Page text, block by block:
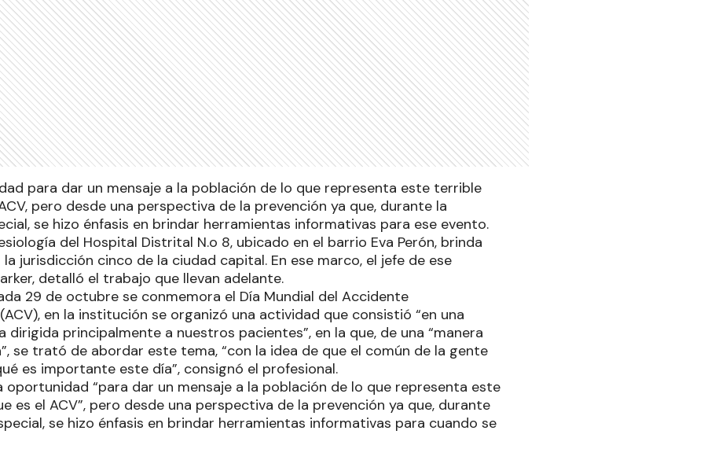
para dar un mensaje a la población de lo que representa este terrible
pero desde una perspectiva de la prevención ya que, durante la
se hizo énfasis en brindar herramientas informativas para ese evento.
del Hospital Distrital N.o 8, ubicado en el barrio Eva Perón, brinda
jurisdicción cinco de la ciudad capital. En ese marco, el jefe de ese
detalló el trabajo que llevan adelante.
29 de octubre se conmemora el Día Mundial del Accidente
en la institución se organizó una actividad que consistió “en una
dirigida principalmente a nuestros pacientes”, en la que, de una “manera
se trató de abordar este tema, “con la idea de que el común de la gente
es importante este día”, consignó el profesional.
oportunidad “para dar un mensaje a la población de lo que representa este
es el ACV”, pero desde una perspectiva de la prevención ya que, durante
se hizo énfasis en brindar herramientas informativas para cuando se